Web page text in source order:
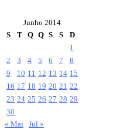
Junho 2014
S
T Q Q S S
D
1
2
3 4 5 6 7
8
9
10 11 12 13 14 15
16 17 18 19 20 21 22
23 24 25 26 27 28 29
30
« Mai Jul »